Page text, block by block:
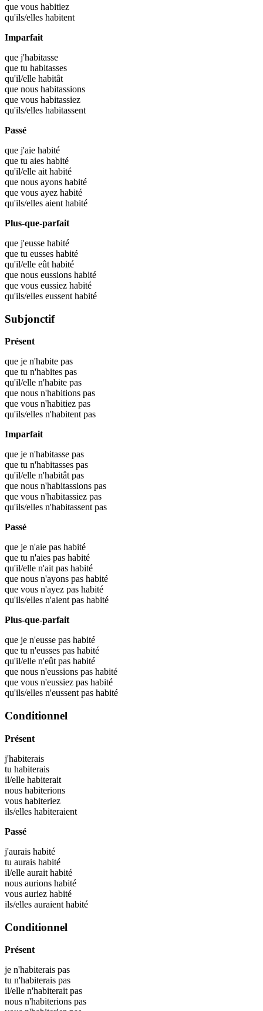
que vous habitiez
qu'ils/elles habitent
Imparfait
que j'habitasse
que tu habitasses
qu'il/elle habitât
que nous habitassions
que vous habitassiez
qu'ils/elles habitassent
Passé
que j'aie habité
que tu aies habité
qu'il/elle ait habité
que nous ayons habité
que vous ayez habité
qu'ils/elles aient habité
Plus-que-parfait
que j'eusse habité
que tu eusses habité
qu'il/elle eût habité
que nous eussions habité
que vous eussiez habité
qu'ils/elles eussent habité
Subjonctif
Présent
que je n'habite pas
que tu n'habites pas
qu'il/elle n'habite pas
que nous n'habitions pas
que vous n'habitiez pas
qu'ils/elles n'habitent pas
Imparfait
que je n'habitasse pas
que tu n'habitasses pas
qu'il/elle n'habitât pas
que nous n'habitassions pas
que vous n'habitassiez pas
qu'ils/elles n'habitassent pas
Passé
que je n'aie pas habité
que tu n'aies pas habité
qu'il/elle n'ait pas habité
que nous n'ayons pas habité
que vous n'ayez pas habité
qu'ils/elles n'aient pas habité
Plus-que-parfait
que je n'eusse pas habité
que tu n'eusses pas habité
qu'il/elle n'eût pas habité
que nous n'eussions pas habité
que vous n'eussiez pas habité
qu'ils/elles n'eussent pas habité
Conditionnel
Présent
j'habiterais
tu habiterais
il/elle habiterait
nous habiterions
vous habiteriez
ils/elles habiteraient
Passé
j'aurais habité
tu aurais habité
il/elle aurait habité
nous aurions habité
vous auriez habité
ils/elles auraient habité
Conditionnel
Présent
je n'habiterais pas
tu n'habiterais pas
il/elle n'habiterait pas
nous n'habiterions pas